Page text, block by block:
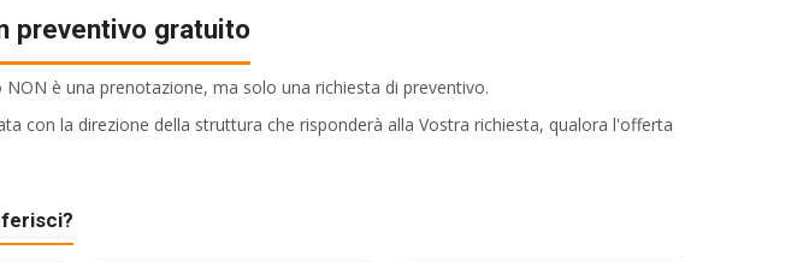
preventivo gratuito
è una prenotazione, ma solo una richiesta di preventivo.
con la direzione della struttura che risponderà alla Vostra richiesta, qualora l'offerta